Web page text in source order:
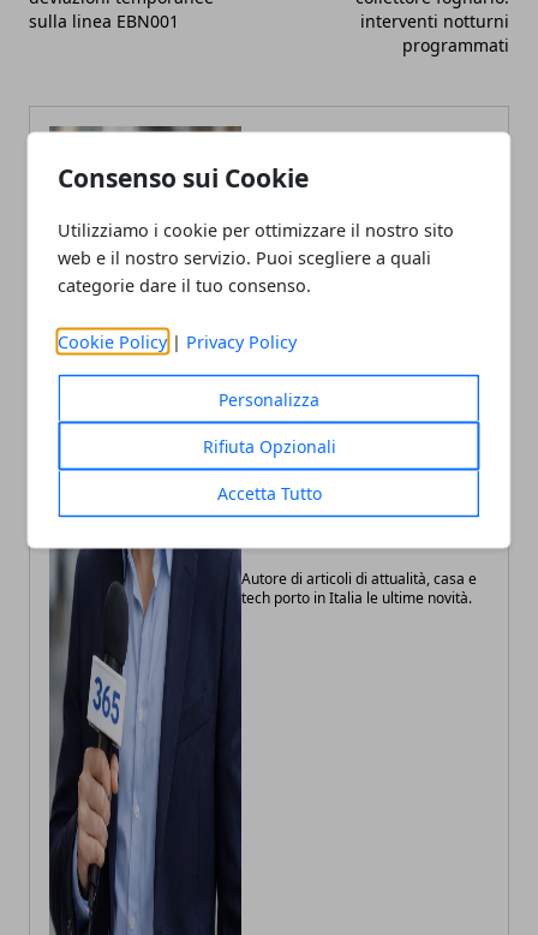
Consenso sui Cookie
Utilizziamo i cookie per ottimizzare il nostro sito
web e il nostro servizio. Puoi scegliere a quali
categorie dare il tuo consenso.
Cookie Policy | Privacy Policy
Personalizza
Rifiuta Opzionali
Accetta Tutto
sulla linea EBN001
interventi notturni
programmati
Autore di articoli di attualità, casa e
tech porto in Italia le ultime novità.